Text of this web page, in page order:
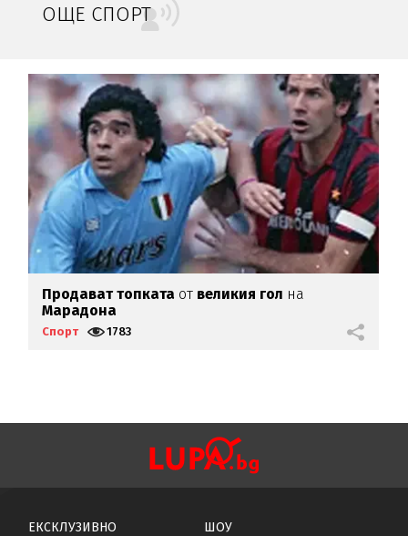
ОЩЕ СПОРТ
Продават топката от великия гол на
Марадона
Спорт 1783
ЕКСКЛУЗИВНО
ШОУ